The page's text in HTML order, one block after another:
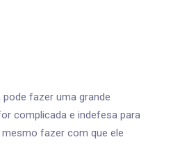
fazer uma grande
complicada e indefesa para
fazer com que ele